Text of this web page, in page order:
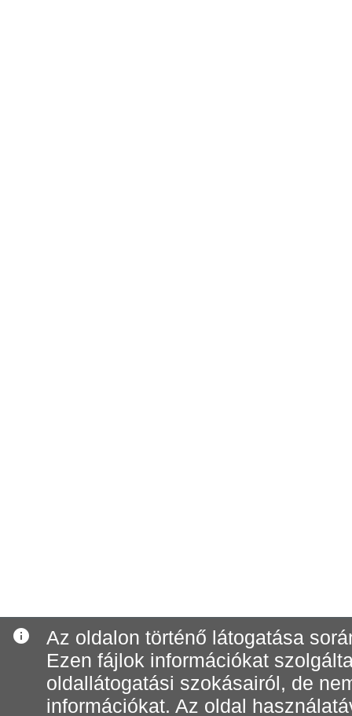
info
Az oldalon történő látogatása
Ezen fájlok információkat
oldallátogatási szokásairól, de
információkat. Az oldal